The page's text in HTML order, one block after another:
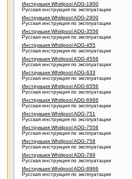
Инструкция Whirlpool ADG-1900
Русская инструкция по эксплуатации
Инструкция Whirlpool ADG-2900
Русская инструкция по эксплуатации
Инструкция Whirlpool ADG-3556
Русская инструкция по эксплуатации
Инструкция Whirlpool ADG-455
Русская инструкция по эксплуатации
Инструкция Whirlpool ADG-4556
Русская инструкция по эксплуатации
Инструкция Whirlpool ADG-633
Русская инструкция по эксплуатации
Инструкция Whirlpool ADG-6556
Русская инструкция по эксплуатации
Инструкция Whirlpool ADG-6966
Русская инструкция по эксплуатации
Инструкция Whirlpool ADG-751
Русская инструкция по эксплуатации
Инструкция Whirlpool ADG-7556
Русская инструкция по эксплуатации
Инструкция Whirlpool ADG-758
Русская инструкция по эксплуатации
Инструкция Whirlpool ADG-789
Русская инструкция по эксплуатации
Инструкция Whirlpool ADG-8966
Русская инструкция по эксплуатации